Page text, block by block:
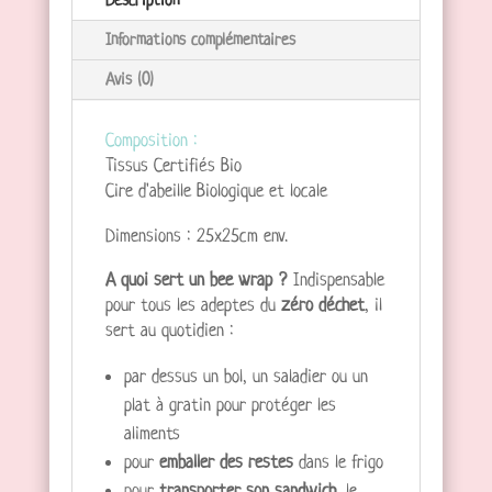
Informations complémentaires
Avis (0)
Composition :
Tissus Certifiés Bio
Cire d'abeille Biologique et locale
Dimensions : 25x25cm env.
A quoi sert un bee wrap ? Indispensable
pour tous les adeptes du zéro déchet, il
sert au quotidien :
par dessus un bol, un saladier ou un
plat à gratin pour protéger les
aliments
pouremballer des restes dans le frigo